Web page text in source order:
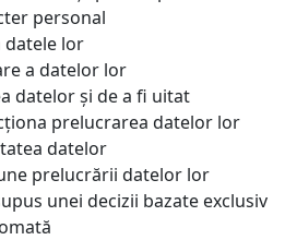
personal
datele lor
a datelor lor
datelor și de a fi uitat
prelucrarea datelor lor
datelor
prelucrării datelor lor
unei decizii bazate exclusiv